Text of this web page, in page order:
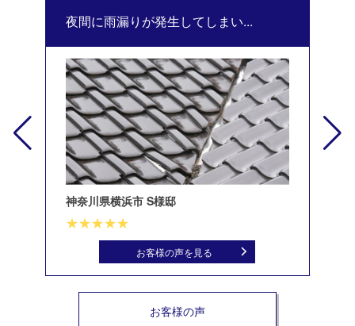
夜間に雨漏りが発生してしまい...
神奈川県横浜市 S様邸
お客様の声を見る
お客様の声